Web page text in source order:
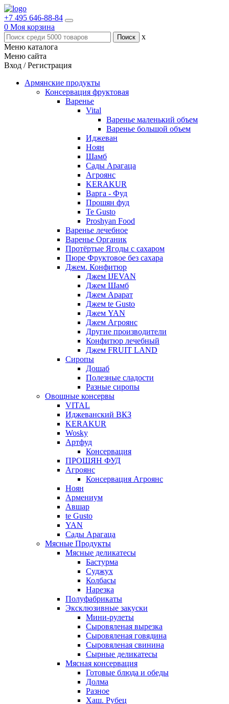
+7 495 646-88-84
0 Моя корзина
x
Меню каталога
Меню сайта
Вход / Регистрация
Армянские продукты
Консервация фруктовая
Варенье
Vital
Варенье маленький объем
Варенье большой объем
Иджеван
Ноян
Шамб
Сады Арагаца
Агроянс
KERAKUR
Варга - Фуд
Прошян фуд
Te Gusto
Proshyan Food
Варенье лечебное
Варенье Органик
Протёртые Ягоды с сахаром
Пюре Фруктовое без сахара
Джем. Конфитюр
Джем IJEVAN
Джем Шамб
Джем Арарат
Джем te Gusto
Джем YAN
Джем Агроянс
Другие производители
Конфитюр лечебный
Джем FRUIT LAND
Сиропы
Дошаб
Полезные сладости
Разные сиропы
Овощные консервы
VITAL
Иджеванский ВКЗ
KERAKUR
Wosky
Артфуд
Консервация
ПРОШЯН ФУД
Агроянс
Консервация Агроянс
Ноян
Армениум
Авшар
te Gusto
YAN
Сады Арагаца
Мясные Продукты
Мясные деликатесы
Бастурма
Суджух
Колбасы
Нарезка
Полуфабрикаты
Эксклюзивные закуски
Мини-рулеты
Сыровяленая вырезка
Сыровяленая говядина
Сыровяленая свинина
Сырные деликатесы
Мясная консервация
Готовые блюда и обеды
Долма
Разное
Хаш. Рубец